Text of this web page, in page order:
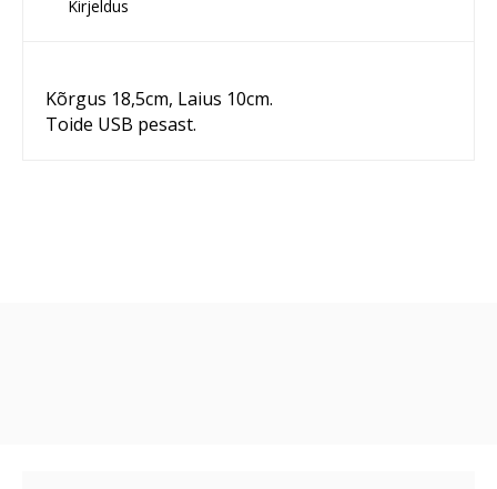
Kirjeldus
Kõrgus 18,5cm, Laius 10cm.
Toide USB pesast.